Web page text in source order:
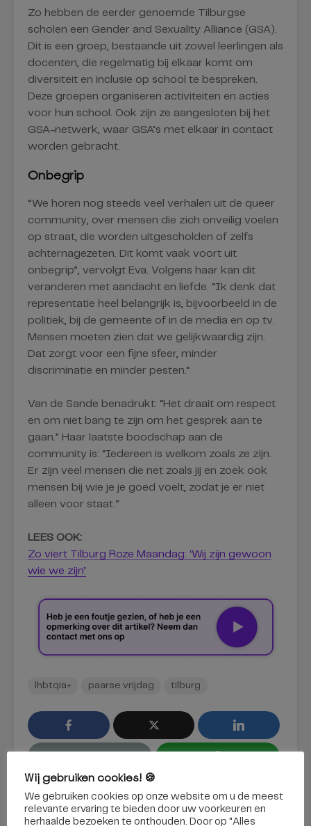
Zo hebben de eerder genoemde Tilburgse
scholen een Gender and Sexuality Alliance (GSA).
Dit is een groep, bestaande uit zowel leerlingen als
docenten, die regelmatig bij elkaar komt om
diversiteit en inclusie op school te bespreken.
Deze groepen organiseren activiteiten en acties
voor hun school. Ook zijn ze aangesloten bij het
GSA-netwerk, waar GSA’s met elkaar in contact
worden gebracht.
Onbegrip
‘’We horen nog steeds veel verhalen uit de queer
community, over mensen die zich onveilig voelen
op straat, die worden uitgescholden of zelfs
achternagezeten. Dit komt vaak voort uit
onbegrip”, vervolgt Eva. Volgens haar kan dit
veranderen met aandacht en liefde. “Ik denk dat
representatie heel belangrijk is, bijvoorbeeld in de
politiek, bij de gemeente of in de media en op tv.
Mensen moeten zien dat we gelijkwaardig zijn.
Dat zorgt voor een fijne sfeer, minder
discriminatie en minder pesten.”
Van de Sande benadrukt: “Het draait om respect
en om niet bang te zijn om het gesprek aan te
gaan.” Haar laatste boodschap aan de
community is: “Iedereen is welkom zoals ze zijn.
Er zijn veel mensen die net zoals jij en zoek ook
mensen bij wie je je goed voelt, zodat je er niet
alleen voor staat.”
LEES OOK:
Zo viert Tilburg Roze Maandag: ‘Wij zijn gewoon
wie we zijn’
lhbtqia+ paarse vrijdag tilburg
Wij gebruiken cookies! 🍪
We gebruiken cookies op onze website om u de meest
relevante ervaring te bieden door uw voorkeuren en
herhaalde bezoeken te onthouden. Door op "Alles